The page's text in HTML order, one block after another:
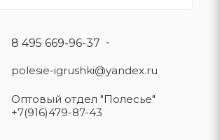
8 495 669-96-37
polesie-igrushki@yandex.ru
Оптовый отдел "Полесье"
+7(916)479-87-43